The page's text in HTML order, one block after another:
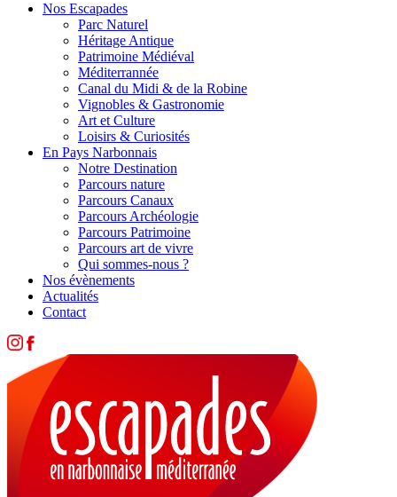
Nos Escapades
Parc Naturel
Héritage Antique
Patrimoine Médiéval
Méditerrannée
Canal du Midi & de la Robine
Vignobles & Gastronomie
Art et Culture
Loisirs & Curiosités
En Pays Narbonnais
Notre Destination
Parcours nature
Parcours Canaux
Parcours Archéologie
Parcours Patrimoine
Parcours art de vivre
Qui sommes-nous ?
Nos évènements
Actualités
Contact